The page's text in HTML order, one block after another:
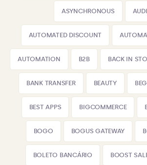
ASYNCHRONOUS
AUTOMATED DISCOUNT
AUTOMATION B2B BACK IN
BANK TRANSFER BEAUTY
BEST APPS BIGCOMMERCE
BOGO BOGUS GATEWAY
BOLETO BANCÁRIO BOOST